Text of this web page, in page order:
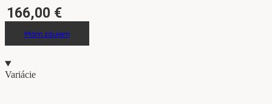
166,00 €
Mám záujem
Variácie